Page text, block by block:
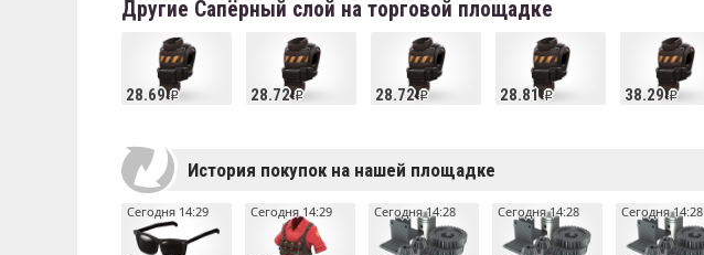
Стёганая фуражка
Широкополый грешник
Полярный медведь
Бронзовая бадья
Кепка дальнобойщика
Другие Сапёрный слой на торговой площадке
28.69 28.72 28.72 28.81 38.29
История покупок на нашей площадке
Сегодня 14:29 Сегодня 14:29 Сегодня 14:28 Сегодня 14:28 Сегодня 14:28